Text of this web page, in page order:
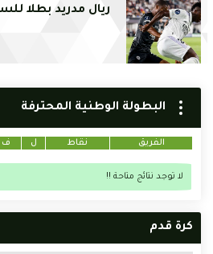
ريال مدريد بطلا
البطولة الوطنية المحترفة
الفريق نقاط ل ف
لا توجد نتائج متاحة !!
كرة قدم